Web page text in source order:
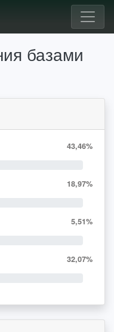
базами
43,46%
18,97%
5,51%
32,07%